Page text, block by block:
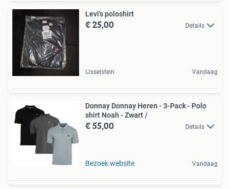
Levi's poloshirt
€ 25,00 Details
IJsselstein Vandaag
Donnay Donnay Heren - 3-Pack - Polo
shirt Noah - Zwart /
€ 55,00 Details
Bezoek website Vandaag